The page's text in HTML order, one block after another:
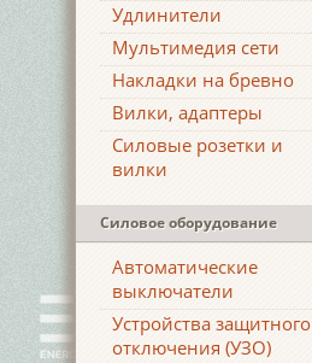
Удлинители
Мультимедия сети
Накладки на бревно
Вилки, адаптеры
Силовые розетки и
вилки
Силовое оборудование
Автоматические
выключатели
Устройства защитного
отключения (УЗО)